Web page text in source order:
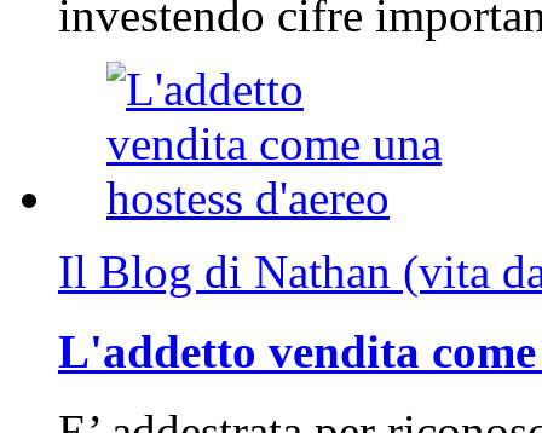
investendo cifre
Il Blog di Nathan (vita
L'addetto vendita